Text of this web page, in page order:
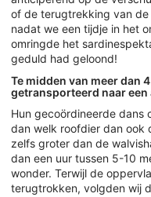
of de terugtrekking van
nadat we een tijdje in het
omringde het
geduld had geloond!
Te midden van meer dan
getransporteerd naar
Hun gecoördineerde dans
dan welk roofdier dan ook
zelfs groter dan de
dan een uur tussen 5-10
wonder. Terwijl de
terugtrokken, volgden wij